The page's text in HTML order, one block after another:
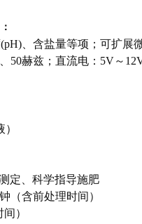
、含盐量等项；可扩展
50赫兹；直流电：5V～
定、科学指导施肥
（含前处理时间）
）